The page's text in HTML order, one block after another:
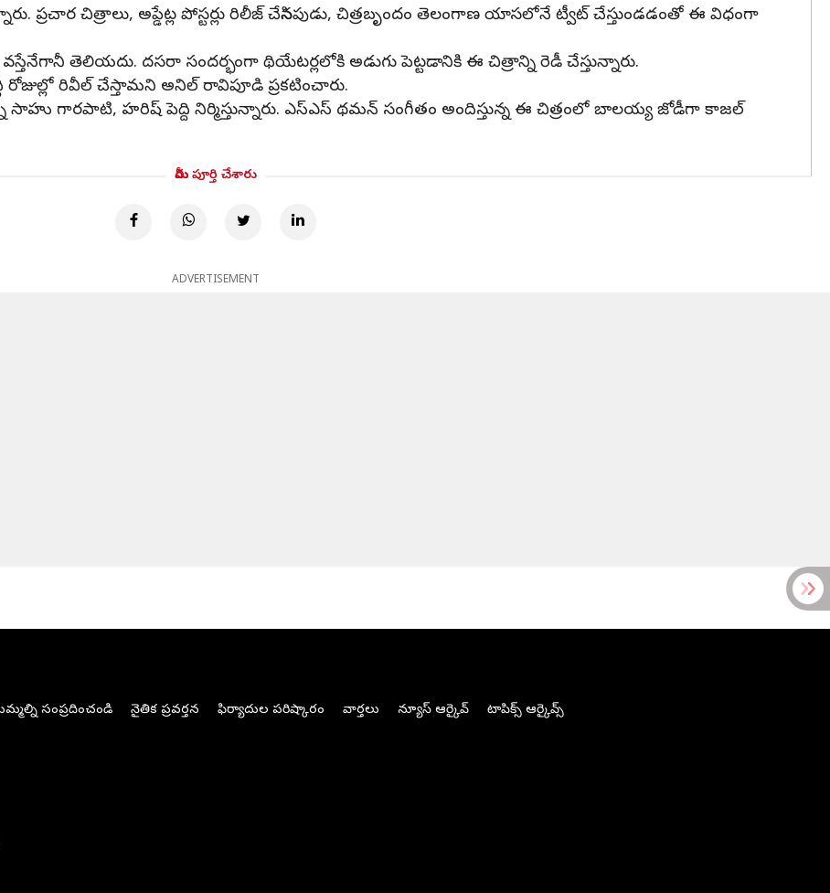
ప్రచార చిత్రాలు, అప్డేట్ల పోస్టర్లు రిలీజ్ చేసినపుడు, చిత్రబృందం తెలంగాణ యాసలోనే ట్వీట్ చేస్తుండడంతో ఈ విధంగా
తెలియదు. దసరా సందర్భంగా థియేటర్లలోకి అడుగు పెట్టడానికి ఈ చిత్రాన్ని రెడీ చేస్తున్నారు.
రివీల్ చేస్తామని అనిల్ రావిపూడి ప్రకటించారు.
సాహు గారపాటి, హరిష్ పెద్ది నిర్మిస్తున్నారు. ఎస్ఎస్ థమన్ సంగీతం అందిస్తున్న ఈ చిత్రంలో బాలయ్య జోడీగా కాజల్
మీరు పూర్తి చేశారు
ADVERTISEMENT
సంప్రదించండి నైతిక ప్రవర్తన ఫిర్యాదుల పరిష్కారం వార్తలు న్యూస్ ఆర్కైవ్ టాపిక్స్ ఆర్కైవ్స్